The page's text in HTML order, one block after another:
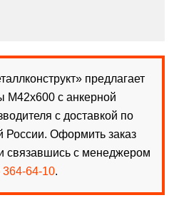
предлагает
М42х600 с анкерной
с доставкой по
России. Оформить заказ
связавшись с менеджером
364-64-10.